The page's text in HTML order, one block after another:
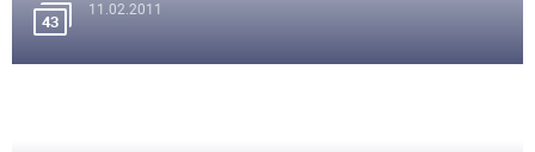
43
11.02.2011